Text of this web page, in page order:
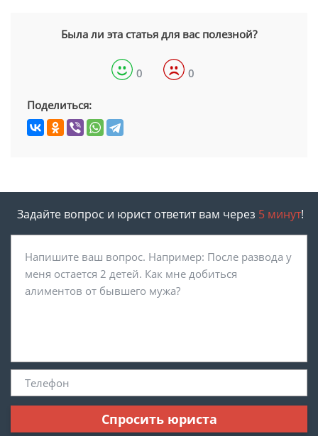
Была ли эта статья для вас полезной?
0 0
Поделиться:
Задайте вопрос и юрист ответит вам через 5 минут!
Спросить юриста